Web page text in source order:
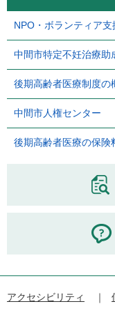
NPO・ボランティア支
中間市特定不妊治療助
後期高齢者医療制度の
中間市人権センター
後期高齢者医療の保険
アクセシビリティ